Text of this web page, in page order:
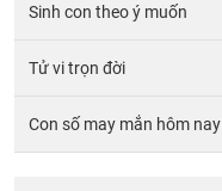
Sinh con theo ý muốn
Tử vi trọn đời
Con số may mắn hôm nay